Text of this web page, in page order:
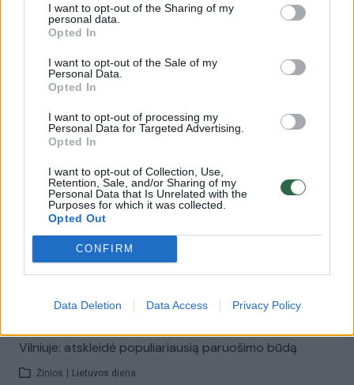
I want to opt-out of the Sharing of my
personal data.
Opted In
I want to opt-out of the Sale of my
Personal Data.
Opted In
I want to opt-out of processing my
Personal Data for Targeted Advertising.
Opted In
I want to opt-out of Collection, Use,
Retention, Sale, and/or Sharing of my
Personal Data that Is Unrelated with the
Purposes for which it was collected.
Opted Out
CONFIRM
Data Deletion Data Access Privacy Policy
Naujausi įrašai
L. Kontrimas, A. Lašas, A. Lyberytė: ko nesupranta
Mindaugas Sinkevičius?
K. Prunskienės brolis prisiminė jaudinančią akimirką
prieš mirtį: „Tai buvo simbolinis mūsų pagerbimo
Žinios | Lietuvos diena
Vilniuje: atskleidė populiariausią paruošimo būdą
Žinios Lietuvos diena